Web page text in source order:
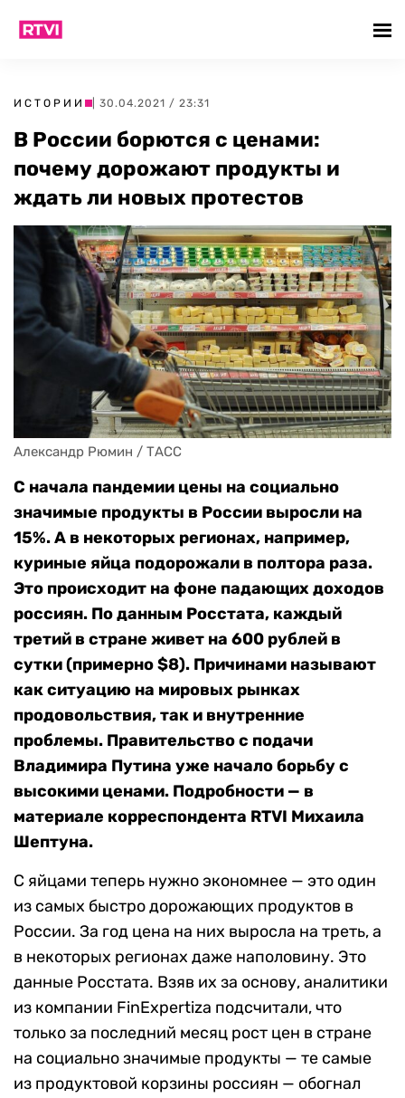
ИСТОРИИ | 30.04.2021 / 23:31
В России борются с ценами:
почему дорожают продукты и
ждать ли новых протестов
Александр Рюмин / ТАСС
С начала пандемии цены на социально
значимые продукты в России выросли на
15%. А в некоторых регионах, например,
куриные яйца подорожали в полтора раза.
Это происходит на фоне падающих доходов
россиян. По данным Росстата, каждый
третий в стране живет на 600 рублей в
сутки (примерно $8). Причинами называют
как ситуацию на мировых рынках
продовольствия, так и внутренние
проблемы. Правительство с подачи
Владимира Путина уже начало борьбу с
высокими ценами. Подробности — в
материале корреспондента RTVI Михаила
Шептуна.
С яйцами теперь нужно экономнее — это один
из самых быстро дорожающих продуктов в
России. За год цена на них выросла на треть, а
в некоторых регионах даже наполовину. Это
данные Росстата. Взяв их за основу, аналитики
из компании FinExpertiza подсчитали, что
только за последний месяц рост цен в стране
на социально значимые продукты — те самые
из продуктовой корзины россиян — обогнал